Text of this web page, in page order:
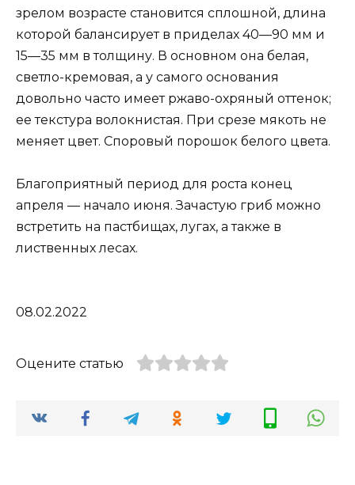
зрелом возрасте становится сплошной, длина
которой балансирует в приделах 40—90 мм и
15—35 мм в толщину. В основном она белая,
светло-кремовая, а у самого основания
довольно часто имеет ржаво-охряный оттенок;
ее текстура волокнистая. При срезе мякоть не
меняет цвет. Споровый порошок белого цвета.
Благоприятный период для роста конец
апреля — начало июня. Зачастую гриб можно
встретить на пастбищах, лугах, а также в
лиственных лесах.
08.02.2022
Оцените статью